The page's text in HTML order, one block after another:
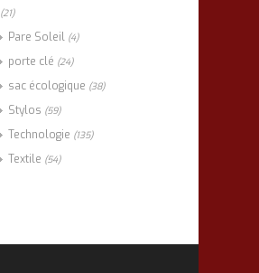
(21)
Pare Soleil (4)
porte clé (24)
sac écologique (38)
Stylos (59)
Technologie (135)
Textile (54)